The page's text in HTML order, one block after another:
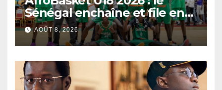
Sénégal enchaîne et file en
quarts de finale
AOÛT 8, 2026